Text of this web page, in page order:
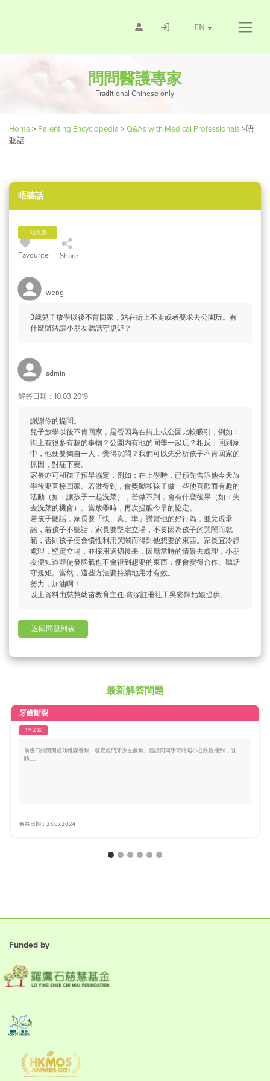
EN
問問醫護專家
Traditional Chinese only
Home> Parenting Encyclopedia > Q&As with Medical Professionals>唔
聽話
唔聽話
3至6歲
Favourite Share
weng
3歲兒子放學以後不肯回家，站在街上不走或者要求去公園玩。有
什麼辦法讓小朋友聽話守規矩？
admin
解答日期：10.03.2019
謝謝你的提問。
兒子放學以後不肯回家，是否因為在街上或公園比較吸引，例如：
街上有很多有趣的事物？公園內有他的同學一起玩？相反，回到家
中，他便要獨自一人，覺得沉悶？我們可以先分析孩子不肯回家的
原因，對症下藥。
家長亦可和孩子預早協定，例如：在上學時，已預先告訴他今天放
學後要直接回家。若做得到，會獎勵和孩子做一些他喜歡而有趣的
活動（如：讓孩子一起洗菜），若做不到，會有什麼後果（如：失
去洗菜的機會）。當放學時，再次提醒今早的協定。
若孩子聽話，家長要「快、真、準」讚賞他的好行為，並兌現承
諾，若孩子不聽話，家長要堅定立場，不要因為孩子的哭鬧而就
範，否則孩子便會慣性利用哭鬧而得到他想要的東西。家長宜冷靜
處理，堅定立場，並採用適切後果，因應當時的情景去處理，小朋
友便知道即使發脾氣也不會得到想要的東西，便會變得合作、聽話
守規矩。當然，這些方法要持續地用才有效。
努力，加油啊！
以上資料由慈慧幼苗教育主任‧資深註冊社工吳彩輝姑娘提供。
返回問題列表
最新解答問題
牙齒斷裂
1至2歲
前幾日細囡囡從幼稚園番黎，發覺佢門牙少左個角。佢話同同學玩時唔小心跌親撞到，但
唔.....
解答日期：23.07.2024
Funded by